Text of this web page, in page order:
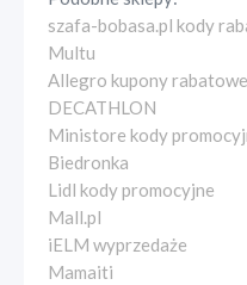
szafa-bobasa.pl kody
Multu
Allegro kupony rabatowe
DECATHLON
Ministore kody
Biedronka
Lidl kody promocyjne
Mall.pl
iELM wyprzedaże
Mamaiti